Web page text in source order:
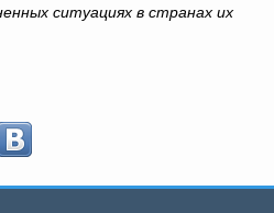
ситуациях в странах их